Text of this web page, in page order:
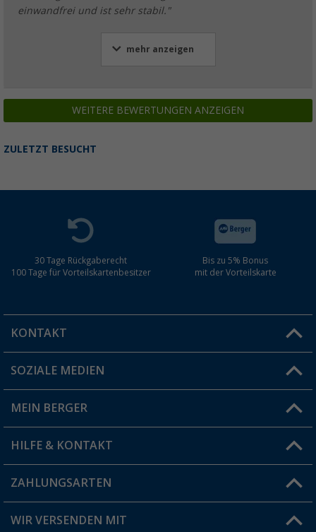
einwandfrei und ist sehr stabil."
mehr anzeigen
WEITERE BEWERTUNGEN ANZEIGEN
ZULETZT BESUCHT
30 Tage Rückgaberecht
100 Tage für Vorteilskartenbesitzer
Bis zu 5% Bonus
mit der Vorteilskarte
KONTAKT
Du hast eine Frage?
Filiale finden
SOZIALE MEDIEN
MEIN BERGER
Vorteilskarte
Blog
HILFE & KONTAKT
FAQ & Kontakt
Versandinformationen
ZAHLUNGSARTEN
WIR VERSENDEN MIT